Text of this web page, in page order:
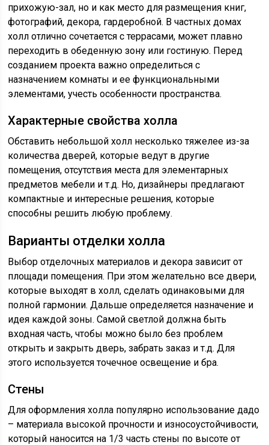
прихожую-зал, но и как место для размещения книг,
фотографий, декора, гардеробной. В частных домах
холл отлично сочетается с террасами, может плавно
переходить в обеденную зону или гостиную. Перед
созданием проекта важно определиться с
назначением комнаты и ее функциональными
элементами, учесть особенности пространства.
Характерные свойства холла
Обставить небольшой холл несколько тяжелее из-за
количества дверей, которые ведут в другие
помещения, отсутствия места для элементарных
предметов мебели и т.д. Но, дизайнеры предлагают
компактные и интересные решения, которые
способны решить любую проблему.
Варианты отделки холла
Выбор отделочных материалов и декора зависит от
площади помещения. При этом желательно все двери,
которые выходят в холл, сделать одинаковыми для
полной гармонии. Дальше определяется назначение и
идея каждой зоны. Самой светлой должна быть
входная часть, чтобы можно было без проблем
открыть и закрыть дверь, забрать заказ и т.д. Для
этого используется точечное освещение и бра.
Стены
Для оформления холла популярно использование дадо
– материала высокой прочности и износоустойчивости,
который наносится на 1/3 часть стены по высоте от